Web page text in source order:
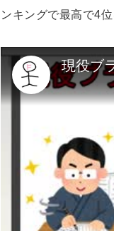
ンキングで最高で4位